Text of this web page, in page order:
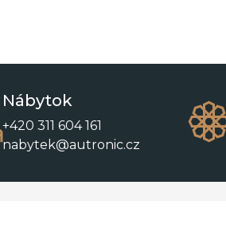
Nábytok
+420 311 604 161
nabytek@autronic.cz